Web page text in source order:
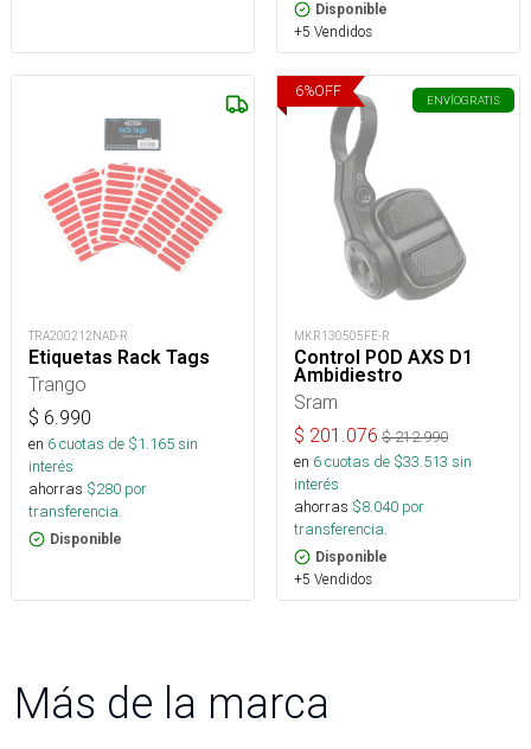
Disponible
+5 Vendidos
TRA200212NAD-R
Etiquetas Rack Tags
Trango
$ 6.990
en 6cuotas de $1.165sin
interés
ahorras $280 por
transferencia.
Disponible
6%OFF
ENVÍOGRATIS
MKR130505FE-R
Control POD AXS D1
Ambidiestro
Sram
$ 201.076 $212.990
en 6cuotas de $33.513 sin
interés
ahorras $8.040 por
transferencia.
Disponible
+5 Vendidos
Más de la marca